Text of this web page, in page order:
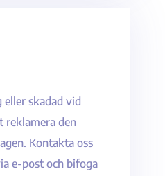
eller skadad vid
reklamera den
Kontakta oss
e-post och bifoga